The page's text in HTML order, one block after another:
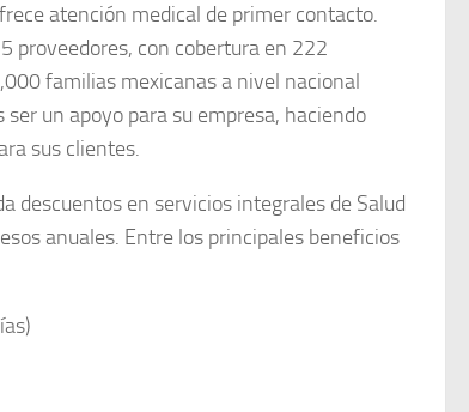
atención medical de primer contacto.
proveedores, con cobertura en 222
familias mexicanas a nivel nacional
un apoyo para su empresa, haciendo
sus clientes.
descuentos en servicios integrales de Salud
anuales. Entre los principales beneficios